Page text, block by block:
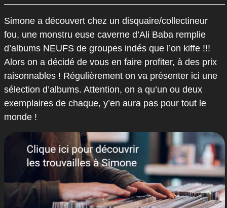
Simone a découvert chez un disquaire/collectineur
fou, une monstru euse caverne d’Ali Baba remplie
d’albums NEUFS de groupes indés que l’on kiffe !!!
Alors on a décidé de vous en faire profiter, à des prix
raisonnables ! Régulièrement on va présenter ici une
sélection d’albums. Attention, on a qu’un ou deux
exemplaires de chaque, y’en aura pas pour tout le
monde !